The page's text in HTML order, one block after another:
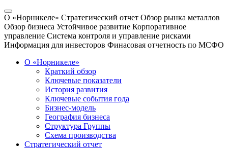
О «Норникеле» Стратегический отчет Обзор рынка металлов
Обзор бизнеса Устойчивое развитие Корпоративное
управление Система контроля и управление рисками
Информация для инвесторов Финасовая отчетность по МСФО
О «Норникеле»
Краткий обзор
Ключевые показатели
История развития
Ключевые события года
Бизнес-модель
География бизнеса
Структура Группы
Схема производства
Стратегический отчет